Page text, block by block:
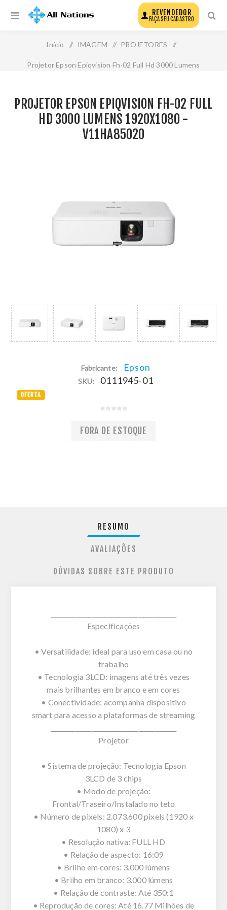
REVENDEDOR
FAÇA SEU CADASTRO
Início / IMAGEM / PROJETORES /
Projetor Epson Epiqvision Fh-02 Full Hd 3000 Lumens
PROJETOR EPSON EPIQVISION FH-02 FULL
HD 3000 LUMENS 1920X1080 -
V11HA85020
Fabricante: Epson
SKU: 0111945-01
OFERTA
FORA DE ESTOQUE
RESUMO
AVALIAÇÕES
DÚVIDAS SOBRE ESTE PRODUTO
Especificações
• Versatilidade: ideal para uso em casa ou no
trabalho
• Tecnologia 3LCD: imagens até três vezes
mais brilhantes em branco e em cores
• Conectividade: acompanha dispositivo
smart para acesso a plataformas de streaming
Projetor
• Sistema de projeção: Tecnología Epson
3LCD de 3 chips
• Modo de projeção:
Frontal/Traseiro/Instalado no teto
• Número de pixels: 2.073.600 pixels (1920 x
1080) x 3
• Resolução nativa: FULL HD
• Relação de aspecto: 16:09
• Brilho em cores: 3.000 lúmens
• Brilho em branco: 3.000 lúmens
• Relação de contraste: Até 350:1
• Reprodução de cores: Até 16.77 Milhões de